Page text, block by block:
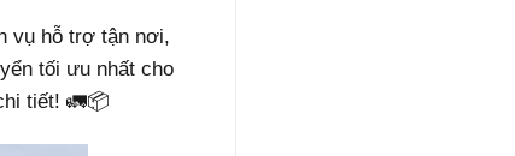
vụ hỗ trợ tận nơi,
tối ưu nhất cho
tiết! 🚛📦